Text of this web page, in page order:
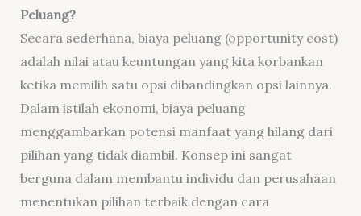
Peluang?
Secara sederhana, biaya peluang (opportunity cost)
adalah nilai atau keuntungan yang kita korbankan
ketika memilih satu opsi dibandingkan opsi lainnya.
Dalam istilah ekonomi, biaya peluang
menggambarkan potensi manfaat yang hilang dari
pilihan yang tidak diambil. Konsep ini sangat
berguna dalam membantu individu dan perusahaan
menentukan pilihan terbaik dengan cara